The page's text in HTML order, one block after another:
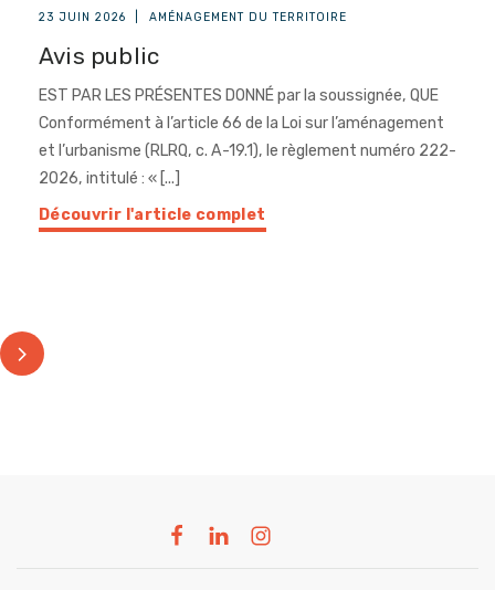
23 JUIN 2026 AMÉNAGEMENT DU TERRITOIRE
Avis public
EST PAR LES PRÉSENTES DONNÉ par la soussignée, QUE
Conformément à l’article 66 de la Loi sur l’aménagement
et l’urbanisme (RLRQ, c. A-19.1), le règlement numéro 222-
2026, intitulé : « [...]
Découvrir l'article complet